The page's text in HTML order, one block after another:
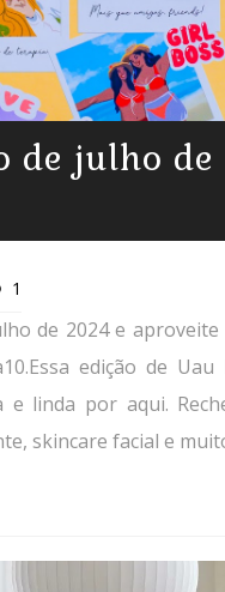
de julho
1
de 2024 e
edição de
e linda por aqui.
skincare facial e